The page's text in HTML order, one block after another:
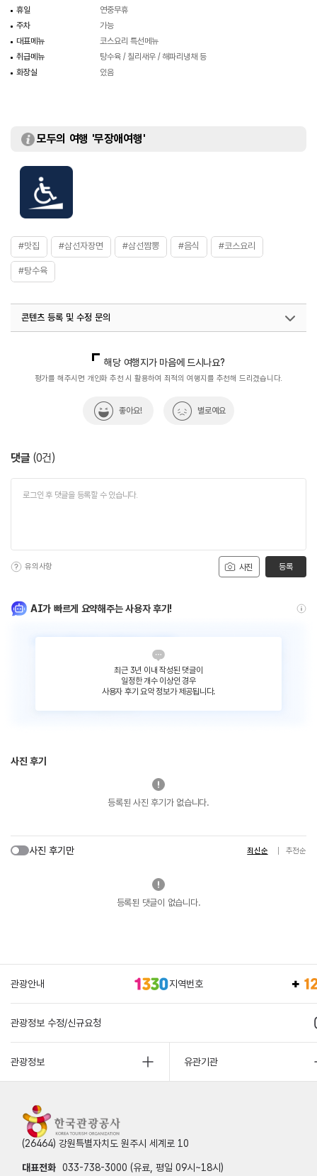
휴일
연중무휴
주차
가능
대표메뉴
코스요리 특선메뉴
취급메뉴
탕수육 / 칠리새우 / 해파리냉채 등
화장실
있음
모두의 여행 '무장애여행'
#맛집 #삼선자장면 #삼선짬뽕 #음식 #코스요리
#탕수육
콘텐츠 등록 및 수정 문의
열린관광콘텐츠팀(열린관광-모두의여행)
033-738-3425
해당 여행지가 마음에 드시나요?
평가를 해주시면 개인화 추천 시 활용하여 최적의 여행지를 추천해 드리겠습니다.
좋아요! 별로예요
댓글 (0건)
사진
유의사항 등록
AI가 빠르게 요약해주는 사용자 후기!
최근 3년 이내 작성된 댓글이
일정한 개수 이상인 경우
사용자 후기 요약 정보가 제공됩니다.
사진 후기
등록된 사진 후기가 없습니다.
사진 후기만 최신순 추천순
등록된 댓글이 없습니다.
관광안내 지역번호
관광정보 수정/신규요청
관광정보 유관기관
(26464) 강원특별자치도 원주시 세계로 10
대표전화 033-738-3000 (유료, 평일 09시~18시)